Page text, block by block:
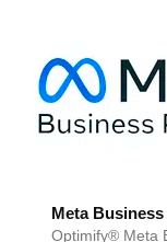
Meta
Optimify® Meta